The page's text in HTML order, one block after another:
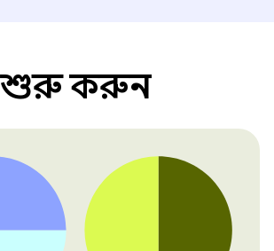
শুরু করুন